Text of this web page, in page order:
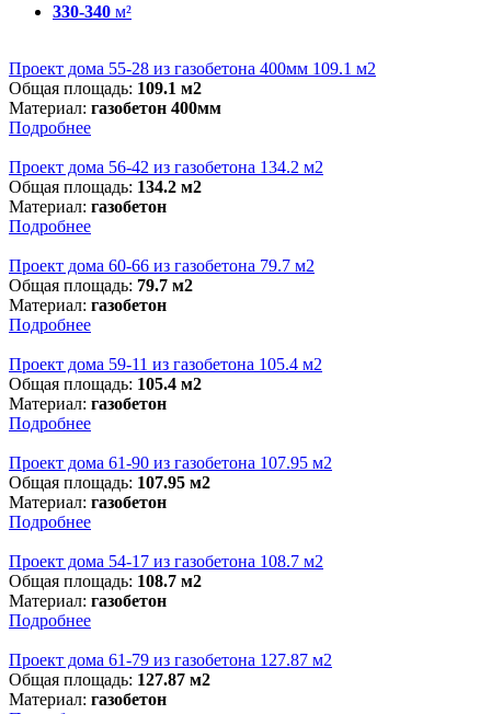
330-340 м²
Проект дома 55-28 из газобетона 400мм 109.1 м2
Общая площадь: 109.1 м2
Материал: газобетон 400мм
Подробнее
Проект дома 56-42 из газобетона 134.2 м2
Общая площадь: 134.2 м2
Материал: газобетон
Подробнее
Проект дома 60-66 из газобетона 79.7 м2
Общая площадь: 79.7 м2
Материал: газобетон
Подробнее
Проект дома 59-11 из газобетона 105.4 м2
Общая площадь: 105.4 м2
Материал: газобетон
Подробнее
Проект дома 61-90 из газобетона 107.95 м2
Общая площадь: 107.95 м2
Материал: газобетон
Подробнее
Проект дома 54-17 из газобетона 108.7 м2
Общая площадь: 108.7 м2
Материал: газобетон
Подробнее
Проект дома 61-79 из газобетона 127.87 м2
Общая площадь: 127.87 м2
Материал: газобетон